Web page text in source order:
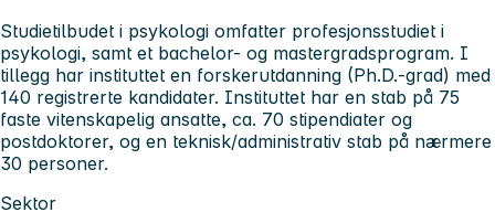
Studietilbudet i psykologi omfatter profesjonsstudiet i
psykologi, samt et bachelor- og mastergradsprogram. I
tillegg har instituttet en forskerutdanning (Ph.D.-grad) med
140 registrerte kandidater. Instituttet har en stab på 75
faste vitenskapelig ansatte, ca. 70 stipendiater og
postdoktorer, og en teknisk/administrativ stab på nærmere
30 personer.
Sektor